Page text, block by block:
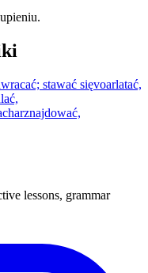
stawać sięvoarlatać,
znajdować,
lessons, grammar